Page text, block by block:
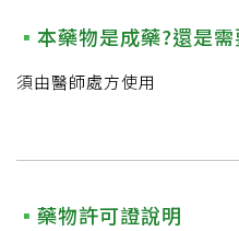
本藥物是成藥?還是
須由醫師處方使用
藥物許可證說明